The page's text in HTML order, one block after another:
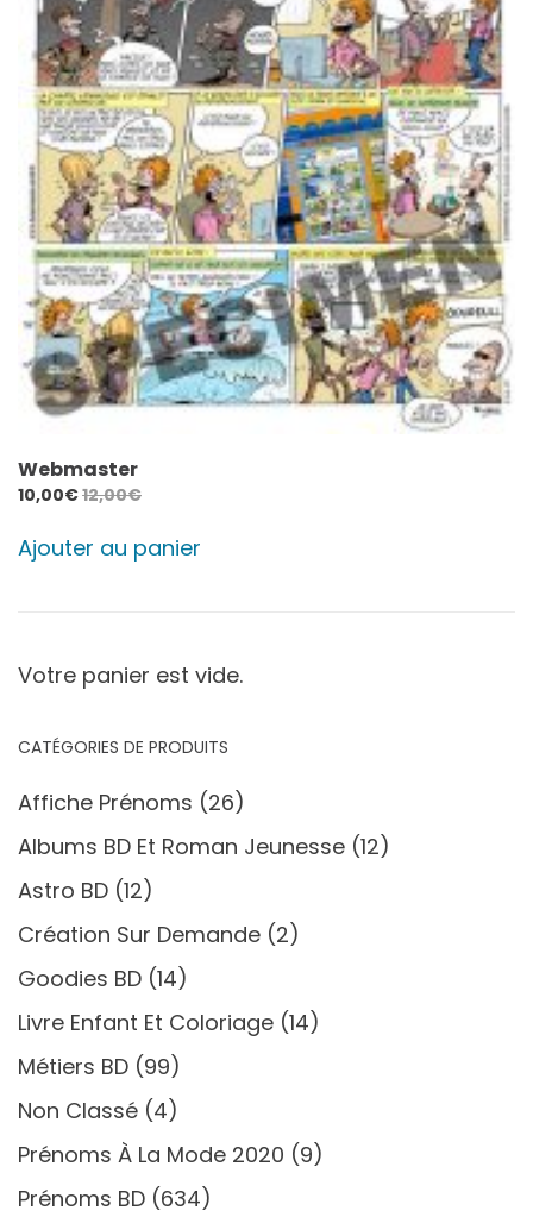
Webmaster
10,00€12,00€
Ajouter au panier
Votre panier est vide.
CATÉGORIES DE PRODUITS
Affiche Prénoms (26)
Albums BD Et Roman Jeunesse (12)
Astro BD (12)
Création Sur Demande (2)
Goodies BD (14)
Livre Enfant Et Coloriage (14)
Métiers BD (99)
Non Classé (4)
Prénoms À La Mode 2020 (9)
Prénoms BD (634)